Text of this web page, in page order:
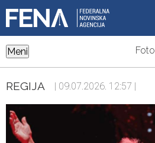
Meni Foto
REGIJA | 09.07.2026. 12:57 |